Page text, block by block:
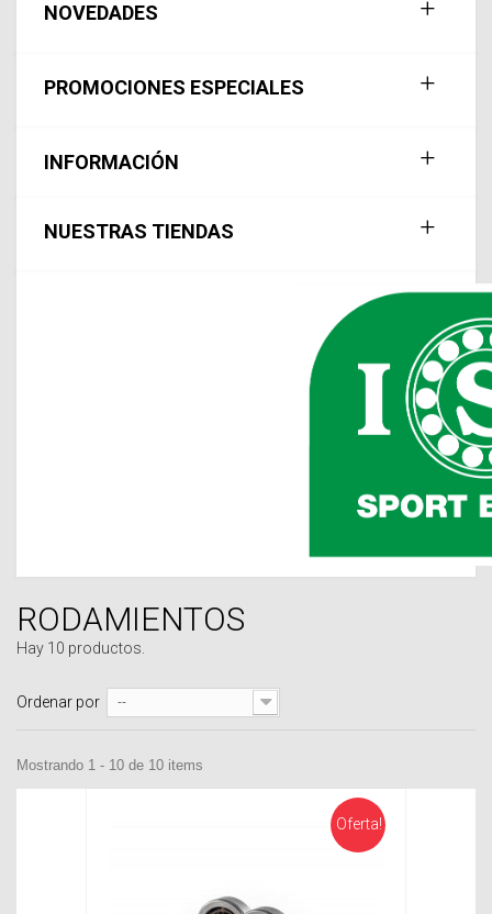
NOVEDADES
PROMOCIONES ESPECIALES
INFORMACIÓN
NUESTRAS TIENDAS
RODAMIENTOS
Hay 10 productos.
Ordenar por --
Mostrando 1 - 10 de 10 items
Oferta!